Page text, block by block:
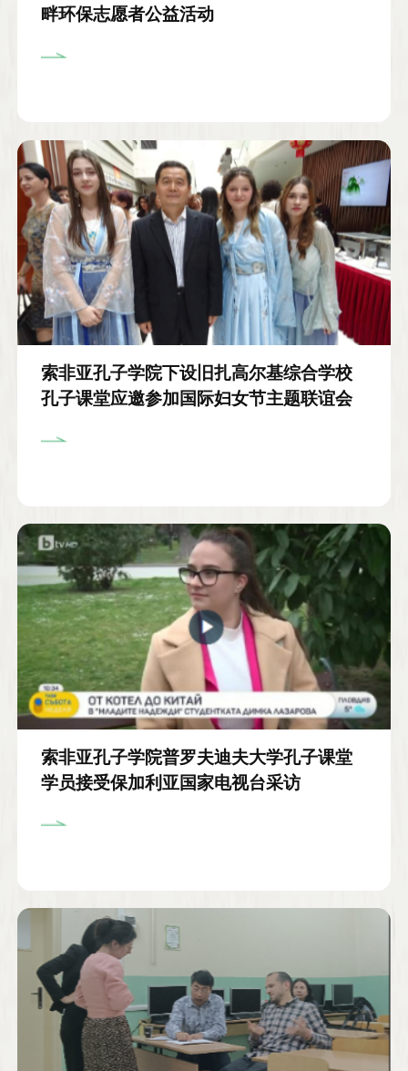
畔环保志愿者公益活动
索非亚孔子学院下设旧扎高尔基综合学校
孔子课堂应邀参加国际妇女节主题联谊会
索非亚孔子学院普罗夫迪夫大学孔子课堂
学员接受保加利亚国家电视台采访